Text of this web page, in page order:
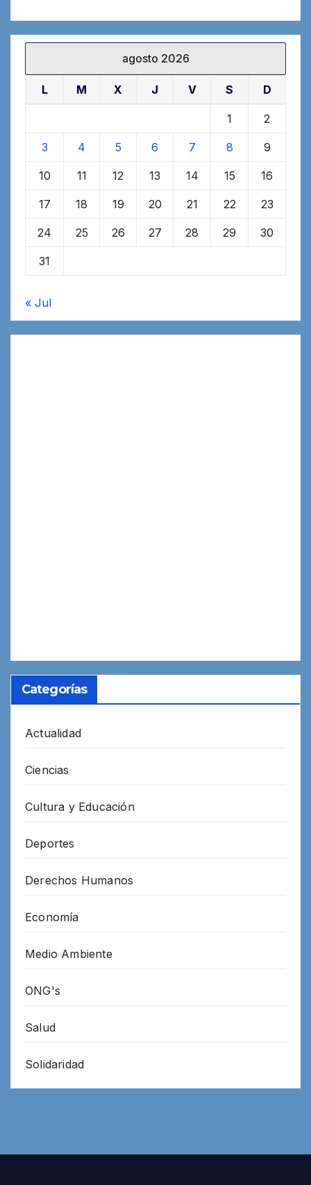
agosto 2026
L M X J V S D
1 2
3 4 5 6 7 8 9
10 11 12 13 14 15 16
17 18 19 20 21 22 23
24 25 26 27 28 29 30
31
« Jul
Categorías
Actualidad
Ciencias
Cultura y Educación
Deportes
Derechos Humanos
Economía
Medio Ambiente
ONG's
Salud
Solidaridad